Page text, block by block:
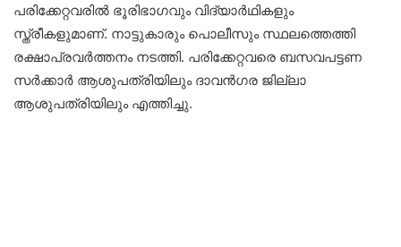
പരിക്കേറ്റവരിൽ ഭൂരിഭാഗവും വിദ്യാര്‍ഥികളും
സ്ത്രീകളുമാണ്. നാട്ടുകാരും പൊലീസും സ്ഥലത്തെത്തി
രക്ഷാപ്രവർത്തനം നടത്തി. പരിക്കേറ്റവരെ ബസവപട്ടണ
സർക്കാർ ആശുപത്രിയിലും ദാവന്‍ഗര ജില്ലാ
ആശുപത്രിയിലും എത്തിച്ചു.